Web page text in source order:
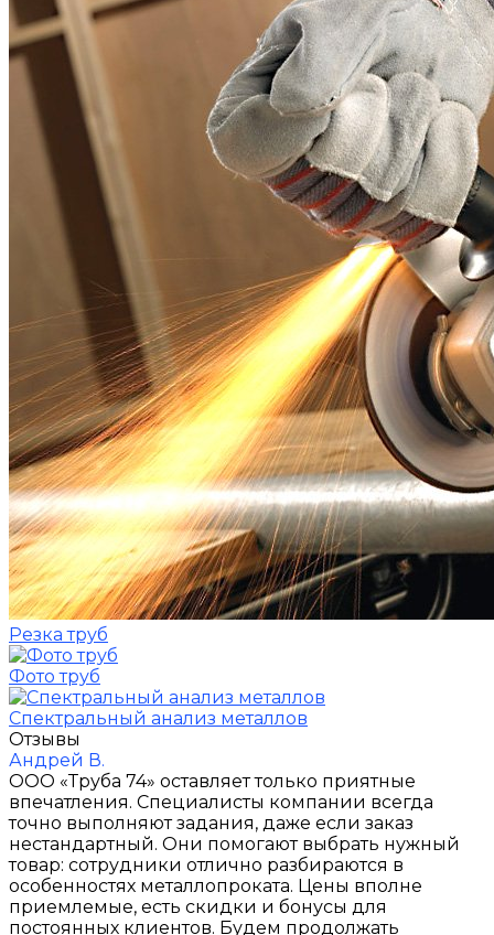
Резка труб
Фото труб
Спектральный анализ металлов
Отзывы
Андрей В.
ООО «Труба 74» оставляет только приятные
впечатления. Специалисты компании всегда
точно выполняют задания, даже если заказ
нестандартный. Они помогают выбрать нужный
товар: сотрудники отлично разбираются в
особенностях металлопроката. Цены вполне
приемлемые, есть скидки и бонусы для
постоянных клиентов. Будем продолжать